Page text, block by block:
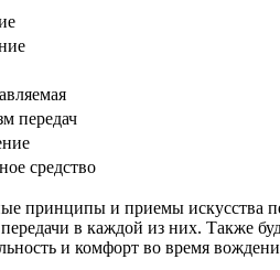
передач
средство
принципы и приемы искусства
в каждой из них. Также
и комфорт во время